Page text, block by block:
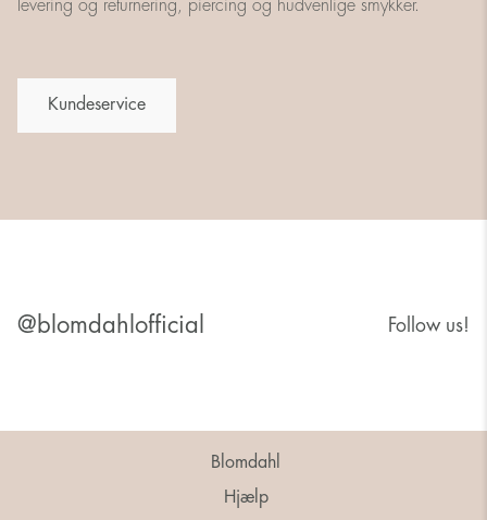
levering og returnering, piercing og hudvenlige smykker.
Kundeservice
@blomdahlofficial Follow us!
Blomdahl
Hjælp